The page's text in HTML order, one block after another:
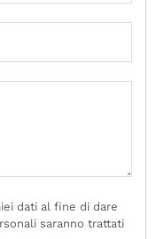
dati al fine di dare
saranno trattati